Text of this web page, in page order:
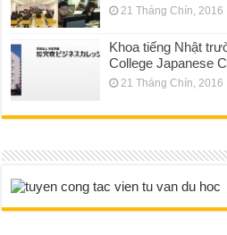
21 Tháng Chín, 2016
Khoa tiếng Nhật
College Japanese
21 Tháng Chín, 2016